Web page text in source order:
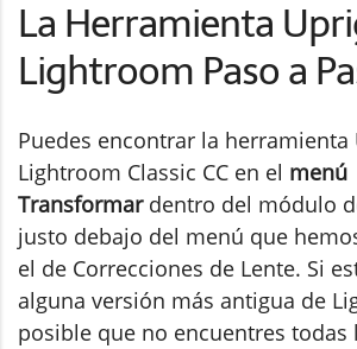
La Herramienta
Lightroom Paso a
Puedes encontrar la herramienta
Lightroom Classic CC en el menú
Transformar dentro del módulo
justo debajo del menú que
el de Correcciones de Lente. Si
alguna versión más antigua de
posible que no encuentres todas